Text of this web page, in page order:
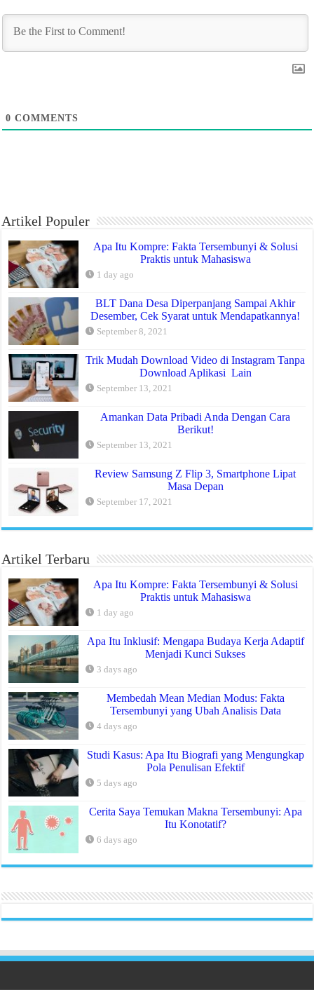
0 COMMENTS
Artikel Populer
Apa Itu Kompre: Fakta Tersembunyi & Solusi
Praktis untuk Mahasiswa
1 day ago
BLT Dana Desa Diperpanjang Sampai Akhir
Desember, Cek Syarat untuk Mendapatkannya!
September 8, 2021
Trik Mudah Download Video di Instagram Tanpa
Download Aplikasi Lain
September 13, 2021
Amankan Data Pribadi Anda Dengan Cara
Berikut!
September 13, 2021
Review Samsung Z Flip 3, Smartphone Lipat
Masa Depan
September 17, 2021
Artikel Terbaru
Apa Itu Kompre: Fakta Tersembunyi & Solusi
Praktis untuk Mahasiswa
1 day ago
Apa Itu Inklusif: Mengapa Budaya Kerja Adaptif
Menjadi Kunci Sukses
3 days ago
Membedah Mean Median Modus: Fakta
Tersembunyi yang Ubah Analisis Data
4 days ago
Studi Kasus: Apa Itu Biografi yang Mengungkap
Pola Penulisan Efektif
5 days ago
Cerita Saya Temukan Makna Tersembunyi: Apa
Itu Konotatif?
6 days ago